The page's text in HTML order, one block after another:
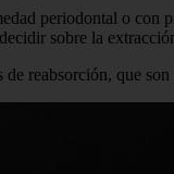
periodontal o con
sobre la
reabsorción, que